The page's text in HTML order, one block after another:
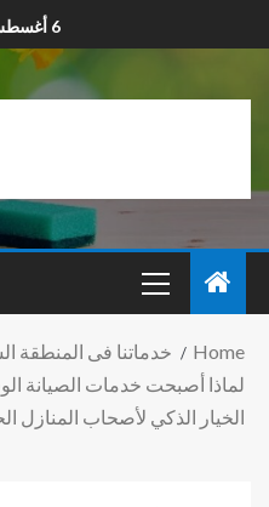
6 أغسطس، 2026
Home
خدماتنا فى المنطقة
لماذا أصبحت خدمات الصيانة
الخيار الذكي لأصحاب المنازل